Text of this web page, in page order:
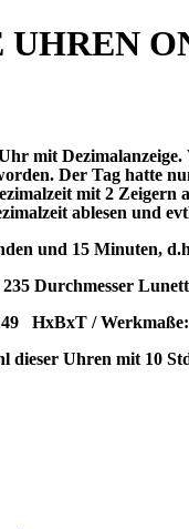
UHREN
mit
Der Tag hatte
mit 2
ablesen und
und 15 Minuten,
Durchmesser
HxBxT /
dieser Uhren mit 10